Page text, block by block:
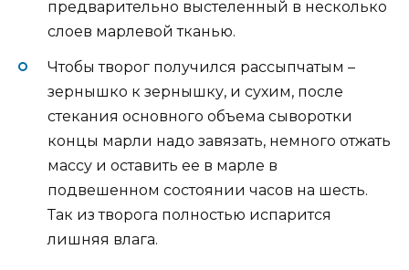
предварительно выстеленный в несколько
слоев марлевой тканью.
Чтобы творог получился рассыпчатым –
зернышко к зернышку, и сухим, после
стекания основного объема сыворотки
концы марли надо завязать, немного отжать
массу и оставить ее в марле в
подвешенном состоянии часов на шесть.
Так из творога полностью испарится
лишняя влага.